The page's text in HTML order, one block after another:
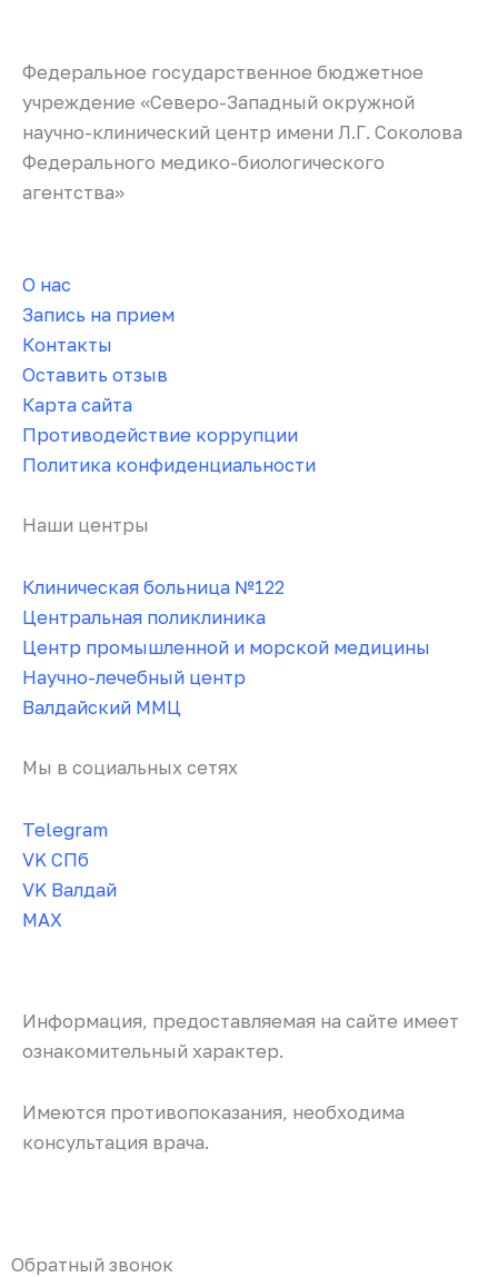
Федеральное государственное бюджетное
учреждение «Северо-Западный окружной
научно-клинический центр имени Л.Г. Соколова
Федерального медико-биологического
агентства»
О нас
Запись на прием
Контакты
Оставить отзыв
Карта сайта
Противодействие коррупции
Политика конфиденциальности
Наши центры
Клиническая больница №122
Центральная поликлиника
Центр промышленной и морской медицины
Научно-лечебный центр
Валдайский ММЦ
Мы в социальных сетях
Telegram
VK СПб
VK Валдай
MAX
Информация, предоставляемая на сайте имеет
ознакомительный характер.
Имеются противопоказания, необходима
консультация врача.
Обратный звонок